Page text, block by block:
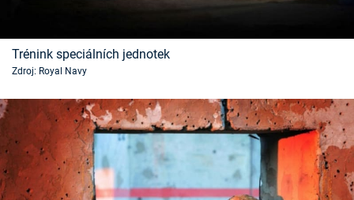
Trénink speciálních jednotek
Zdroj: Royal Navy